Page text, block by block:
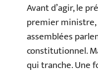
Avant d’agir, le
premier
assemblées
constitutionnel.
qui tranche. Une